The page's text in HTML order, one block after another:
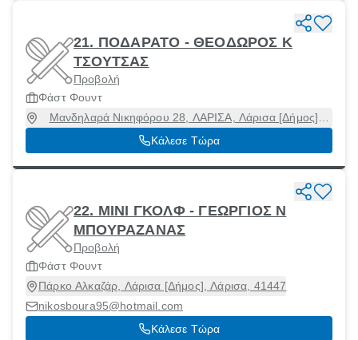
21. ΠΟΔΑΡΑΤΟ - ΘΕΟΔΩΡΟΣ Κ
ΤΣΟΥΤΣΑΣ
Προβολή
Φάστ Φουντ
Μανδηλαρά Νικηφόρου 28, ΛΑΡΙΣΑ, Λάρισα [Δήμος],
Λάρισα, 41223
Κάλεσε Τώρα
22. ΜΙΝΙ ΓΚΟΛΦ - ΓΕΩΡΓΙΟΣ Ν
ΜΠΟΥΡΑΖΑΝΑΣ
Προβολή
Φάστ Φουντ
Πάρκο Αλκαζάρ, Λάρισα [Δήμος], Λάρισα, 41447
nikosboura95@hotmail.com
Κάλεσε Τώρα